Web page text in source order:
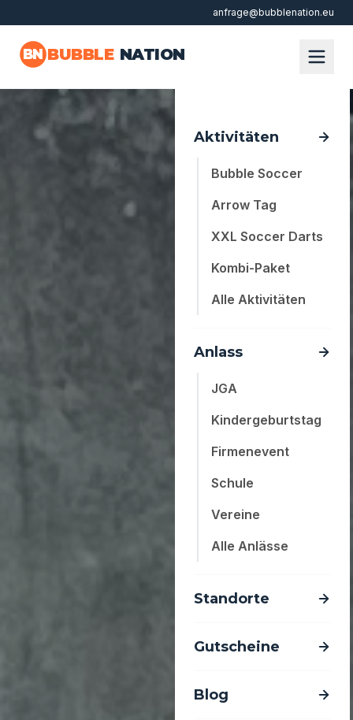
anfrage@bubblenation.eu
BN BUBBLE NATION
Aktivitäten
Bubble Soccer
Arrow Tag
XXL Soccer Darts
Kombi-Paket
Alle Aktivitäten
Anlass
JGA
Kindergeburtstag
Firmenevent
Schule
Vereine
Alle Anlässe
Standorte
Gutscheine
Blog